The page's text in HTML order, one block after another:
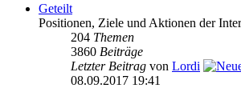
Geteilt
Positionen, Ziele und Aktionen der
204 Themen
3860 Beiträge
Letzter Beitrag von Lordi
08.09.2017 19:41